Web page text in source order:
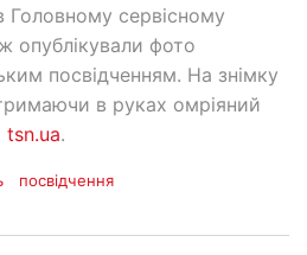
Головному сервісному
опублікували фото
посвідченням. На знімку
в руках омріяний
tsn.ua.
посвідчення